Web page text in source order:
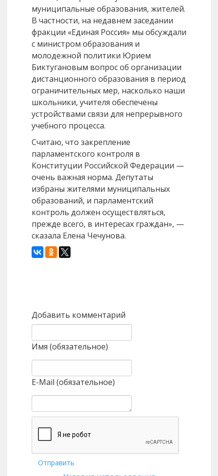
муниципальные образования, жителей.
В частности, на недавнем заседании
фракции «Единая Россия» мы обсуждали
с министром образования и
молодежной политики Юрием
Биктугановым вопрос об организации
дистанционного образования в период
ограничительных мер, насколько наши
школьники, учителя обеспечены
устройствами связи для непрерывного
учебного процесса.
Считаю, что закрепление
парламентского контроля в
Конституции Российской Федерации —
очень важная норма. Депутаты
избраны жителями муниципальных
образований, и парламентский
контроль должен осуществляться,
прежде всего, в интересах граждан», —
сказала Елена Чечунова.
Добавить комментарий
Имя (обязательное)
E-Mail (обязательное)
Отправить